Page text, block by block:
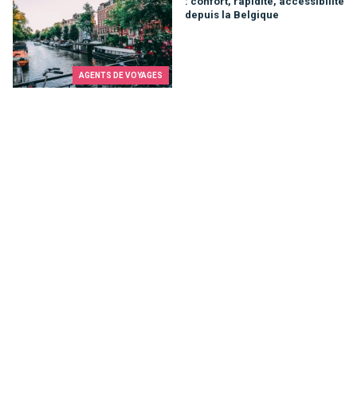
AGENTS DE VOYAGES
depuis la Belgique